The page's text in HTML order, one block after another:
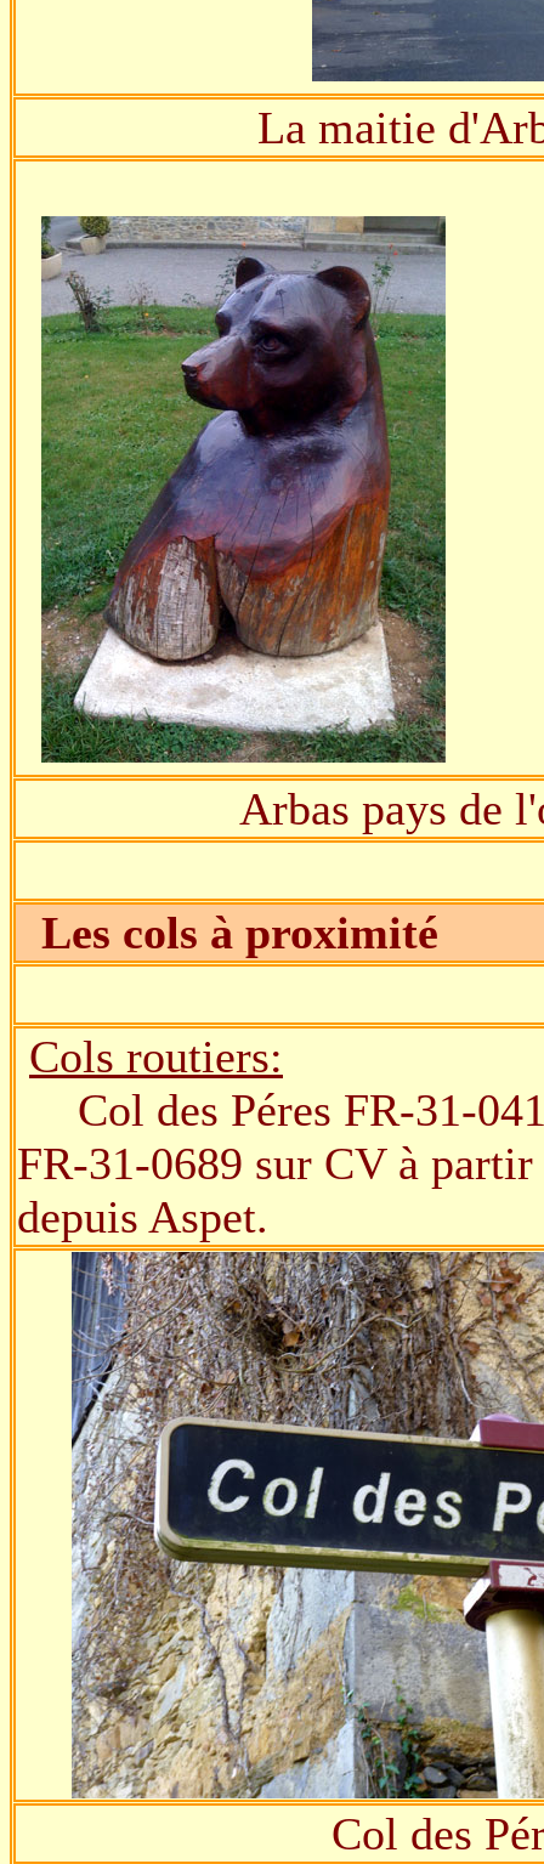
La maitie
Arbas pays de
Les cols à proximité
Cols routiers:
Col des Péres FR-31-
FR-31-0689 sur CV à
depuis Aspet.
Col des